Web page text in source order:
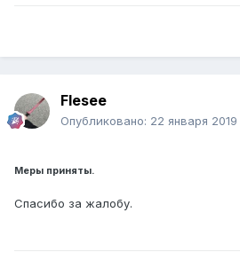
Flesee
Опубликовано: 22 января 2019
Меры приняты.
Спасибо за жалобу.